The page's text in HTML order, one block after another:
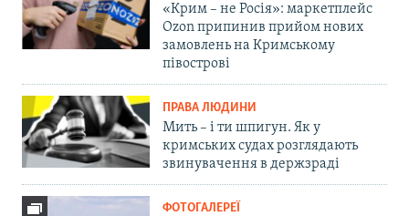
«Крим – не Росія»: маркетплейс
Ozon припинив прийом нових
замовлень на Кримському
півострові
ПРАВА ЛЮДИНИ
Мить – і ти шпигун. Як у
кримських судах розглядають
звинувачення в держзраді
ФОТОГАЛЕРЕЇ